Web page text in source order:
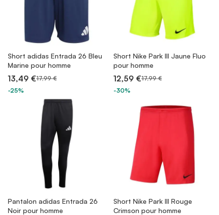
Short adidas Entrada 26 Bleu
Marine pour homme
13,49 €17,99 €
-25%
Short Nike Park III Jaune Fluo
pour homme
12,59 €17,99 €
-30%
Pantalon adidas Entrada 26
Noir pour homme
Short Nike Park III Rouge
Crimson pour homme